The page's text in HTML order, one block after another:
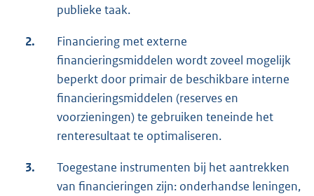
publieke taak.
2.
Financiering met externe
financieringsmiddelen wordt zoveel mogelijk
beperkt door primair de beschikbare interne
financieringsmiddelen (reserves en
voorzieningen) te gebruiken teneinde het
renteresultaat te optimaliseren.
3.
Toegestane instrumenten bij het aantrekken
van financieringen zijn: onderhandse leningen,